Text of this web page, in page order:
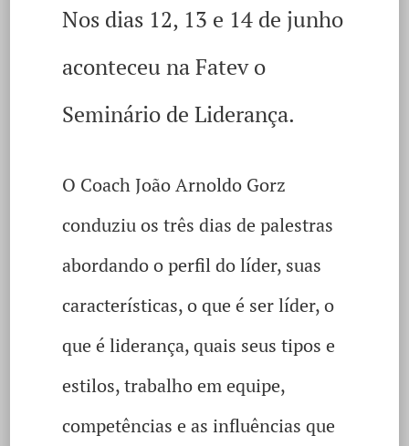
Nos dias 12, 13 e 14 de junho
aconteceu na Fatev o
Seminário de Liderança.
O Coach João Arnoldo Gorz
conduziu os três dias de palestras
abordando o perfil do líder, suas
características, o que é ser líder, o
que é liderança, quais seus tipos e
estilos, trabalho em equipe,
competências e as influências que